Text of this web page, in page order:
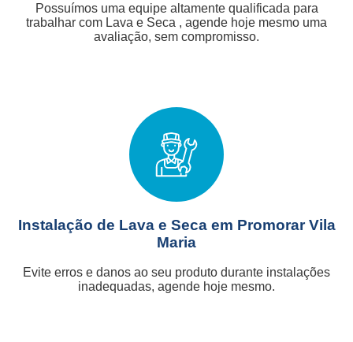
Possuímos uma equipe altamente qualificada para
trabalhar com Lava e Seca , agende hoje mesmo uma
avaliação, sem compromisso.
Instalação de Lava e Seca em Promorar Vila
Maria
Evite erros e danos ao seu produto durante instalações
inadequadas, agende hoje mesmo.